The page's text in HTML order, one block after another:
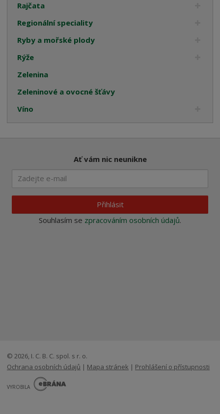
Rajčata
Regionální speciality
Ryby a mořské plody
Rýže
Zelenina
Zeleninové a ovocné šťávy
Víno
Ať vám nic neunikne
Přihlásit
Souhlasím se zpracováním osobních údajů.
© 2026, I. C. B. C. spol. s r. o.
Ochrana osobních údajů | Mapa stránek | Prohlášení o přístupnosti
VYROBILA